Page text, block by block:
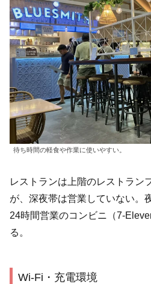
待ち時間の軽食や作業に使いやすい。
レストランは上階のレストラン
が、深夜帯は営業していない。
24時間営業のコンビニ（7-
る。
Wi-Fi・充電環境